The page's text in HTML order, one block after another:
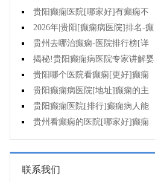
贵阳癫痫医院[哪家好]有癫痫不
能吃什么?
2026年|贵阳[癫痫病医院]排名-癫
痫病人检查对身体有影响吗?
贵州去哪治癫痫-医院排行榜[详
细排名]癫痫会导致病人精神失常
吗?
揭秘!贵阳癫痫病医院专家讲解婴
儿为什么会得癫痫呢
贵阳哪个医院看癫痫[更好]癫痫
发作有什么症状表现?
贵阳癫痫病医院[地址]癫痫的主
要症状是什么?
贵阳癫痫医院[排行]癫痫病人能
熬夜吗?
贵州看癫痫的医院[哪家好]癫痫
的三大类原因?
联系我们